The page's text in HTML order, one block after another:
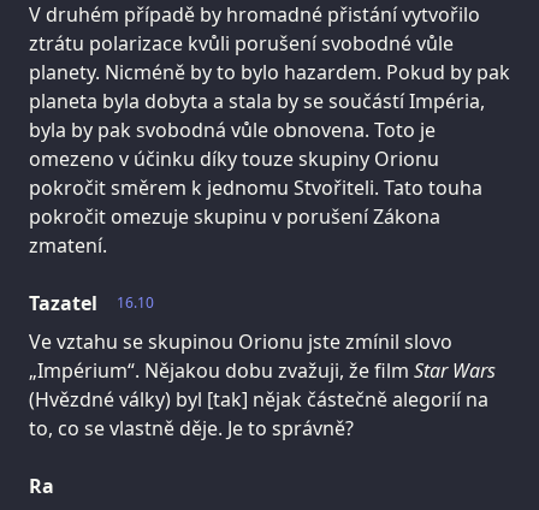
V druhém případě by hromadné přistání vytvořilo
ztrátu polarizace kvůli porušení svobodné vůle
planety. Nicméně by to bylo hazardem. Pokud by pak
planeta byla dobyta a stala by se součástí Impéria,
byla by pak svobodná vůle obnovena. Toto je
omezeno v účinku díky touze skupiny Orionu
pokročit směrem k jednomu Stvořiteli. Tato touha
pokročit omezuje skupinu v porušení Zákona
zmatení.
16.10
Tazatel
Ve vztahu se skupinou Orionu jste zmínil slovo
„Impérium“. Nějakou dobu zvažuji, že film Star Wars
(Hvězdné války) byl [tak] nějak částečně alegorií na
to, co se vlastně děje. Je to správně?
Ra